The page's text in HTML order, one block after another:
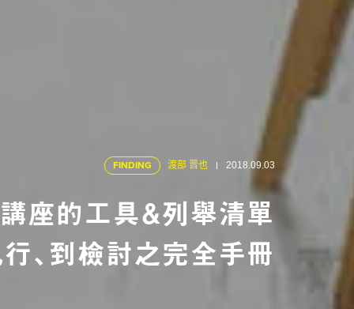
FINDING 渡部 晋也 2018.09.03
座的工具＆列舉清單
、到檢討之完全手冊